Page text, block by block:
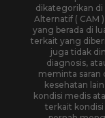
dikategorikan
Alternatif ( CAM
yang berada di
terkait yang
juga tidak
diagnosis,
meminta saran
kesehatan
kondisi medis
terkait